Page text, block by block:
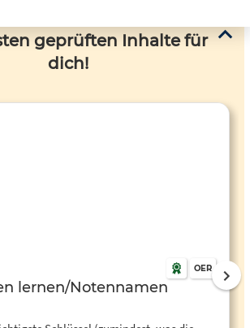
geprüften Inhalte für
dich!
OER
lernen/Notennamen